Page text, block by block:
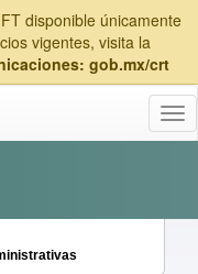
disponible únicamente
vigentes, visita la
gob.mx/crt